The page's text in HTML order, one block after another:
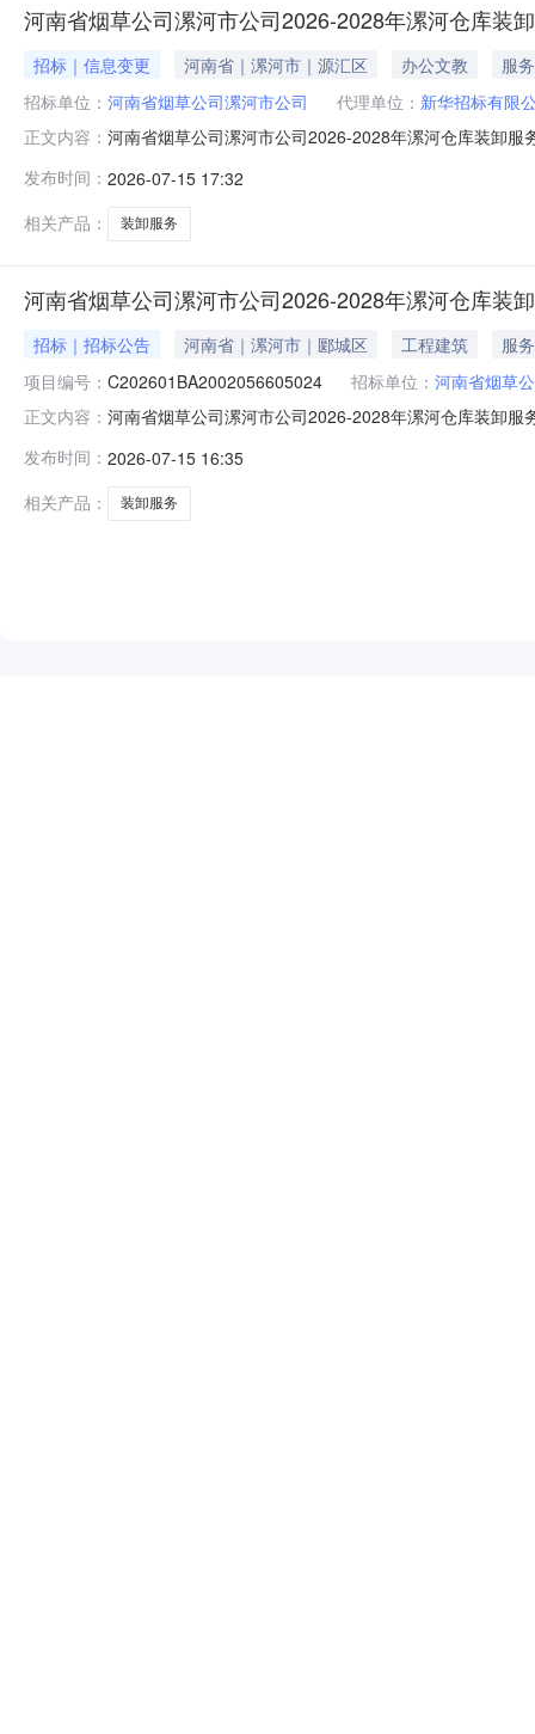
河南省烟草公司漯河市公司2026-2028年漯河仓库装
招标｜信息变更 河南省｜漯河市｜源汇区 办公文教
服务
招标单位： 河南省烟草公司漯河市公司 代理单位： 新华招标有限
正文内容： 河南省烟草公司漯河市公司2026-2028年漯河仓库装卸
变。二、其他公告内容/三、监督部门本招标项目的监督
司地
发布时间： 2026-07-15 17:32
相关产品：
装卸服务
河南省烟草公司漯河市公司2026-2028年漯河仓库装
招标｜招标公告 河南省｜漯河市｜郾城区 工程建筑
服务
项目编号： C202601BA2002056605024 招标单位： 河南省烟草
正文内容： 河南省烟草公司漯河市公司2026-2028年漯河仓库装卸
目已具备招标条件，现进行公开招标。二、项目概况和
发布时间： 2026-07-15 16:35
相关产品：
装卸服务